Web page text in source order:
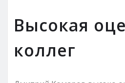
Высокая
коллег